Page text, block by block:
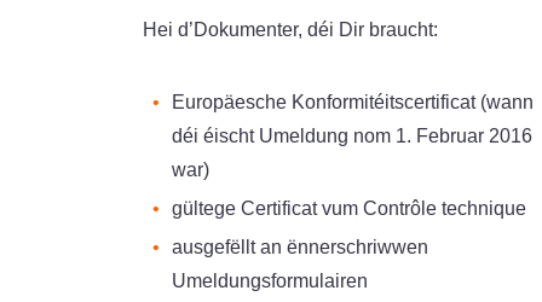
Hei d’Dokumenter, déi Dir braucht:
Europäesche Konformitéitscertificat (wann
déi éischt Umeldung nom 1. Februar 2016
war)
gültege Certificat vum Contrôle technique
ausgefëllt an ënnerschriwwen
Umeldungsformulairen